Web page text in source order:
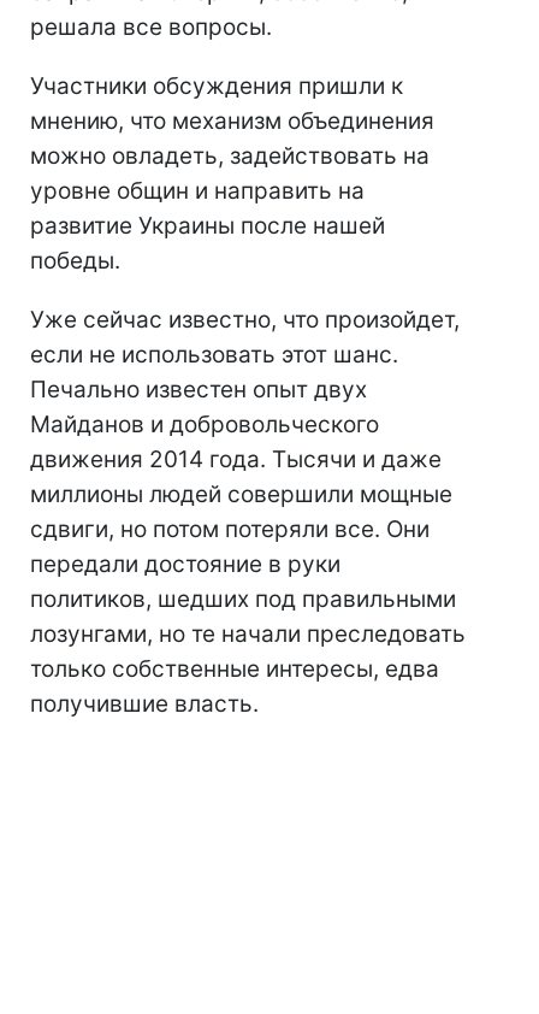
решала все вопросы.
Участники обсуждения пришли к
мнению, что механизм объединения
можно овладеть, задействовать на
уровне общин и направить на
развитие Украины после нашей
победы.
Уже сейчас известно, что произойдет,
если не использовать этот шанс.
Печально известен опыт двух
Майданов и добровольческого
движения 2014 года. Тысячи и даже
миллионы людей совершили мощные
сдвиги, но потом потеряли все. Они
передали достояние в руки
политиков, шедших под правильными
лозунгами, но те начали преследовать
только собственные интересы, едва
получившие власть.